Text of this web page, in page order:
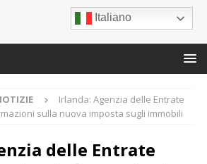
Italiano
Irlanda: Agenzia delle Entrate
sulla nuova imposta sugli immobili
delle Entrate